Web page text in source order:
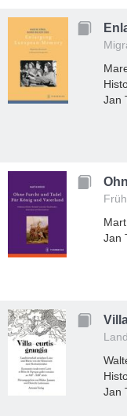
Jan
Jan
Landwirtschaft
Jan